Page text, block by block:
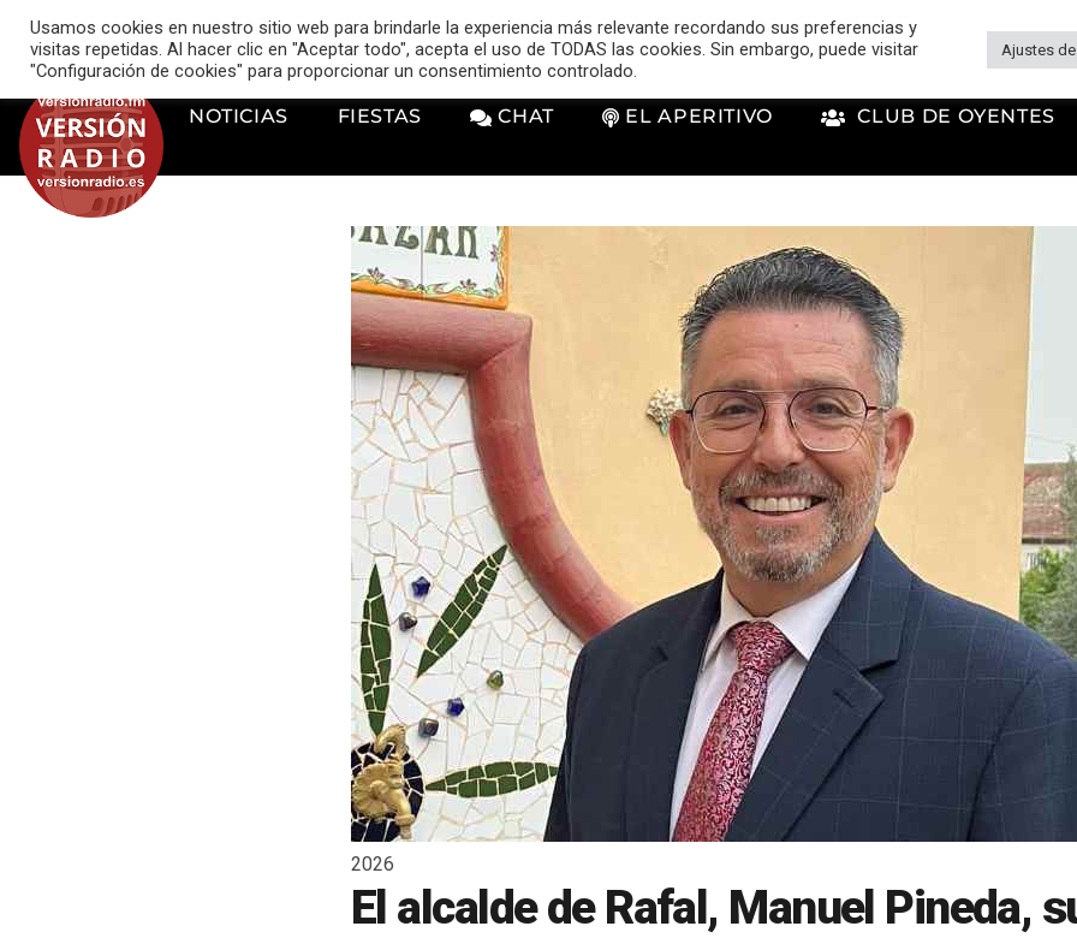
music_note VERSIÓN RADIO
NOTICIAS FIESTAS CHAT EL APERITIVO CLUB DE OYENTES
2026
El alcalde de Rafal, Manuel Pineda,
Usamos cookies en nuestro sitio web para brindarle la experiencia más relevante recordando sus preferencias y
visitas repetidas. Al hacer clic en "Aceptar todo", acepta el uso de TODAS las cookies. Sin embargo, puede visitar
"Configuración de cookies" para proporcionar un consentimiento controlado.
Ajustes